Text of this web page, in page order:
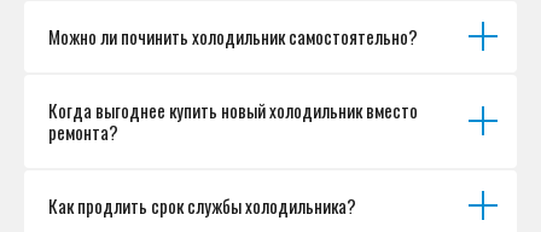
Можно ли починить холодильник самостоятельно?
Когда выгоднее купить новый холодильник вместо
ремонта?
Как продлить срок службы холодильника?